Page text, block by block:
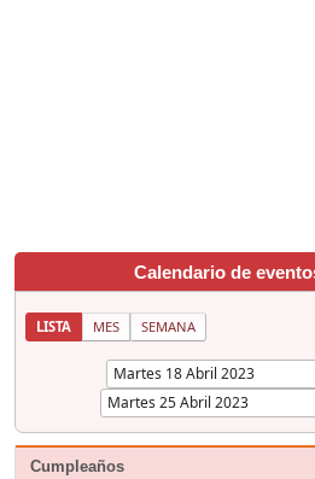
Calendario de
LISTA MES SEMANA
Cumpleaños